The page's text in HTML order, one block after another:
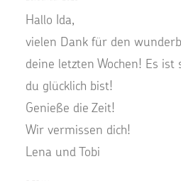
Hallo Ida,
vielen Dank für den
deine letzten Wochen! Es ist
du glücklich bist!
Genieße die Zeit!
Wir vermissen dich!
Lena und Tobi